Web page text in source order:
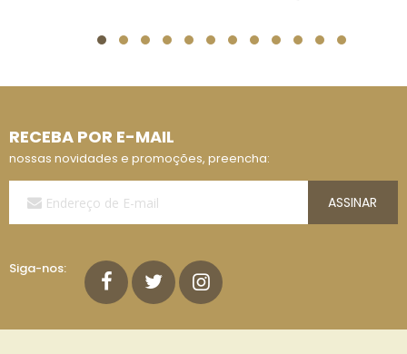
RECEBA POR E-MAIL
nossas novidades e promoções, preencha:
Nossa
E-
ASSINAR
Siga-nos: